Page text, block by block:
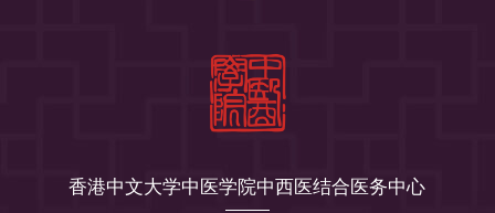
香港中文大学中医学院中西医结合医务中心